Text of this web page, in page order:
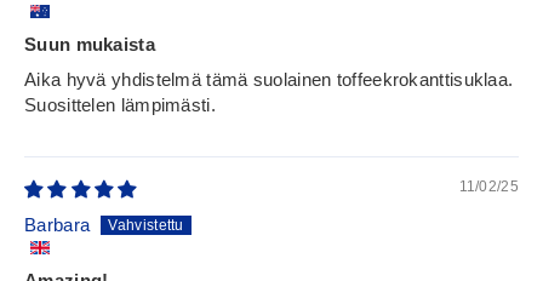
Suun mukaista
Aika hyvä yhdistelmä tämä suolainen toffeekrokanttisuklaa.
Suosittelen lämpimästi.
11/02/25
Barbara